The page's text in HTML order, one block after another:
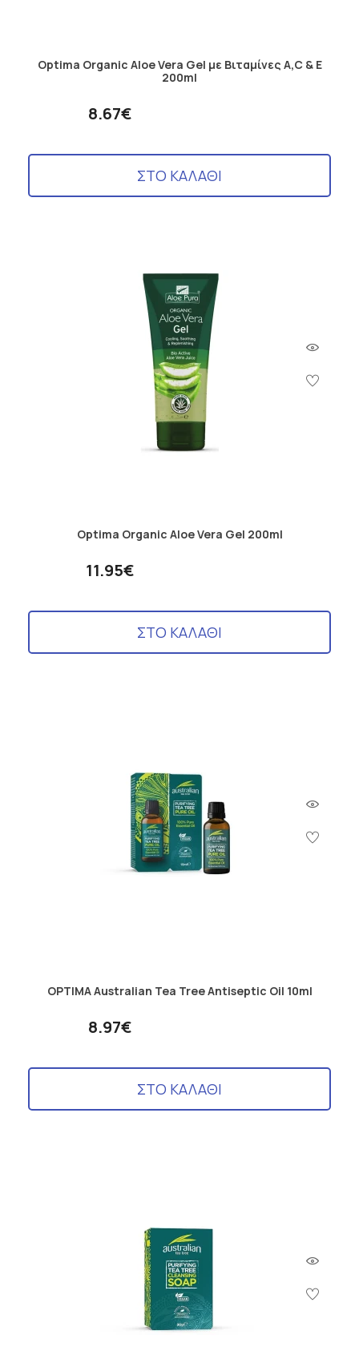
Optima Organic Aloe Vera Gel με Βιταμίνες A,C & E
200ml
8.67€
ΣΤΟ ΚΑΛΑΘΙ
Optima Organic Aloe Vera Gel 200ml
11.95€
ΣΤΟ ΚΑΛΑΘΙ
OPTIMA Australian Tea Tree Antiseptic Oil 10ml
8.97€
ΣΤΟ ΚΑΛΑΘΙ